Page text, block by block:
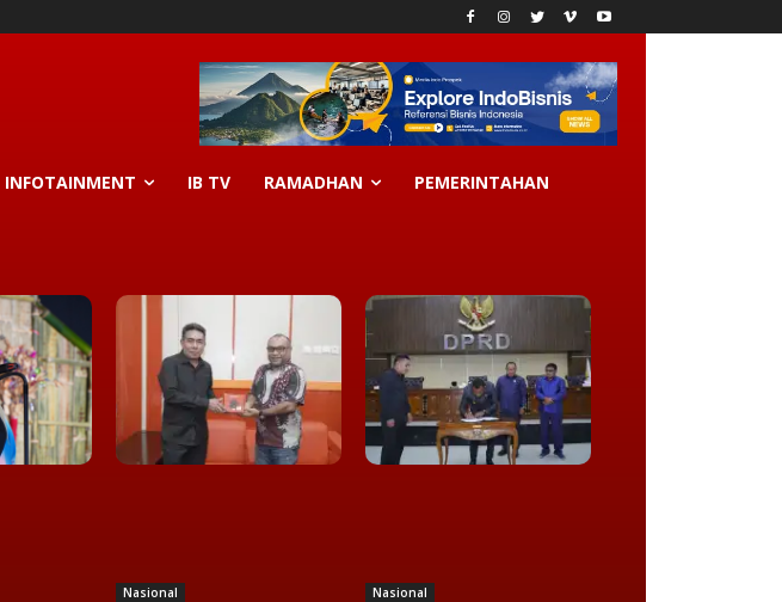
INFOTAINMENT IB TV RAMADHAN PEMERINTAHAN
Nasional Nasional